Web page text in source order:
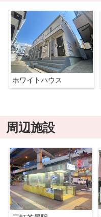
ホワイトハウス
周辺施設